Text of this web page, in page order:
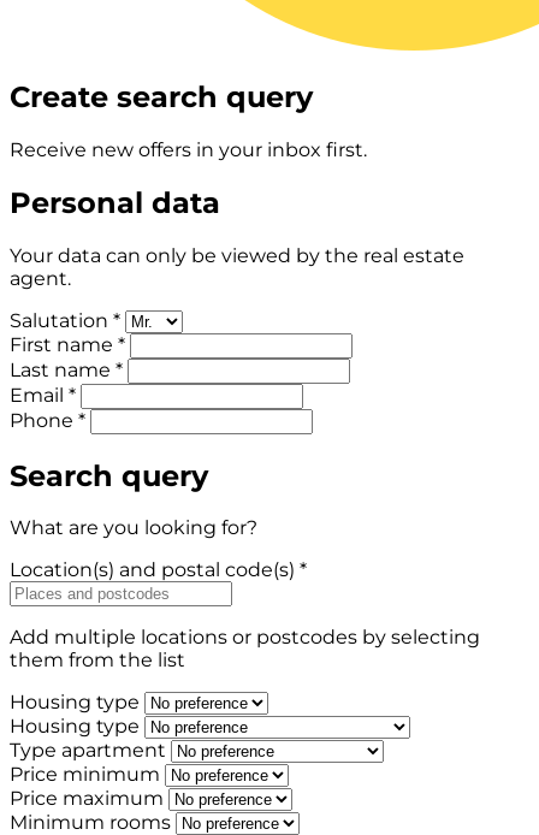
Create search query
Receive new offers in your inbox first.
Personal data
Your data can only be viewed by the real estate
agent.
Salutation *
First name *
Last name *
Email *
Phone *
Search query
What are you looking for?
Location(s) and postal code(s) *
Add multiple locations or postcodes by selecting
them from the list
Housing type
Housing type
Type apartment
Price minimum
Price maximum
Minimum rooms